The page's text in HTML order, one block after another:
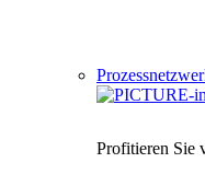
Profitieren Sie